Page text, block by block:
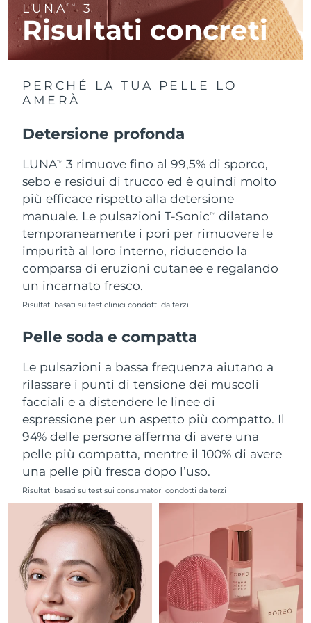
LUNATM 3
Risultati concreti
PERCHÉ LA TUA PELLE LO
AMERÀ
Detersione profonda
LUNATM
3 rimuove fino al 99,5% di sporco,
sebo e residui di trucco ed è quindi molto
più efficace rispetto alla detersione
manuale. Le pulsazioni T-SonicTM
dilatano
temporaneamente i pori per rimuovere le
impurità al loro interno, riducendo la
comparsa di eruzioni cutanee e regalando
un incarnato fresco.
Risultati basati su test clinici condotti da terzi
Pelle soda e compatta
Le pulsazioni a bassa frequenza aiutano a
rilassare i punti di tensione dei muscoli
facciali e a distendere le linee di
espressione per un aspetto più compatto. Il
94% delle persone afferma di avere una
pelle più compatta, mentre il 100% di avere
una pelle più fresca dopo l’uso.
Risultati basati su test sui consumatori condotti da terzi
RAS di Macao Consegna stimata12/8/26
Malaysia
Malta
Messico Consegna stimata
Monaco Consegna stimata11/8/26
Paesi Bassi Consegna stimata
Nuova Zelanda Consegna stimata 10/8/26
Norvegia
Oman
Portogallo Consegna stimata10/8/26
Portorico Consegna stimata12/8/26
Qatar Consegna stimata11/8/26
Riunione Consegna stimata
Romania Consegna stimata10/8/26
Russia Consegna stimata
Arabia Saudita Consegna stimata 11/8/26
Singapore Consegna stimata 12/8/26